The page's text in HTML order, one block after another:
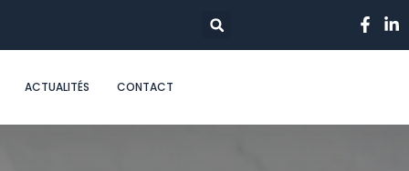
ACTUALITÉS CONTACT